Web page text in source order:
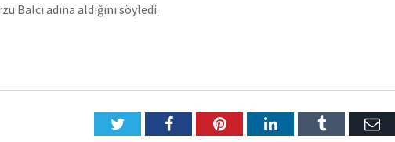
Balcı adına aldığını söyledi.
TwitterFacebookPinterestLinkedInTumblr E-